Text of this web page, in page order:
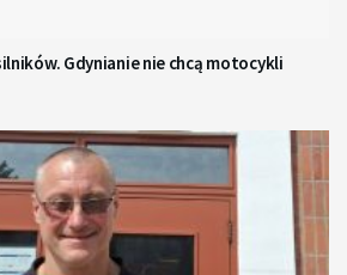
Gdynianie nie chcą motocykli